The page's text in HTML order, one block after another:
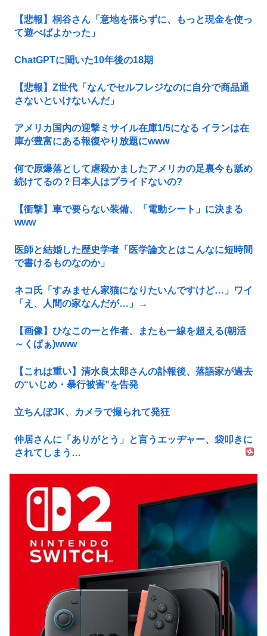
【悲報】桐谷さん「意地を張らずに、もっと現金を使っ
て遊べばよかった」
ChatGPTに聞いた10年後の18期
【悲報】Z世代「なんでセルフレジなのに自分で商品通
さないといけないんだ」
アメリカ国内の迎撃ミサイル在庫1/5になる イランは在
庫が豊富にある報復やり放題にwww
何で原爆落として虐殺かましたアメリカの足裏今も舐め
続けてるの？日本人はプライドないの?
【衝撃】車で要らない装備、「電動シート」に決まる
www
医師と結婚した歴史学者「医学論文とはこんなに短時間
で書けるものなのか」
ネコ氏「すみません家猫になりたいんですけど…」ワイ
「え、人間の家なんだが…」→
【画像】ひなこのーと作者、またも一線を超える(朝活
～くぱぁ)www
【これは重い】清水良太郎さんの訃報後、落語家が過去
の“いじめ・暴行被害”を告発
立ちんぼJK、カメラで撮られて発狂
仲居さんに「ありがとう」と言うエッヂャー、袋叩きに
されてしまう…